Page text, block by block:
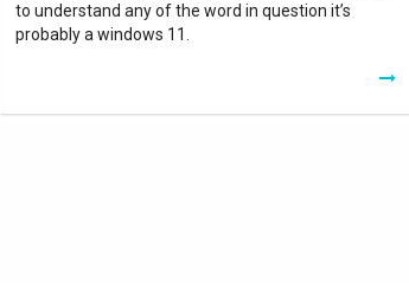
to understand any of the word in question it’s
probably a windows 11.